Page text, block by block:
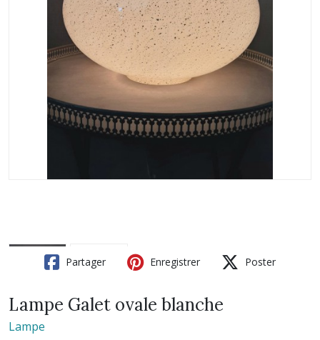
Partager Enregistrer Poster
Lampe Galet ovale blanche
Lampe